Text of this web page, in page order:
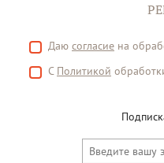
Даю согласие на
С Политикой